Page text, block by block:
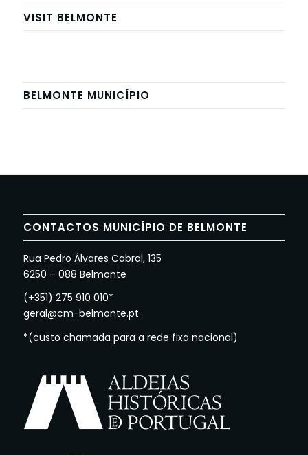
VISIT BELMONTE
BELMONTE MUNICÍPIO
CONTACTOS MUNICÍPIO DE BELMONTE
Rua Pedro Álvares Cabral, 135
6250 – 088 Belmonte
(+351) 275 910 010*
geral@cm-belmonte.pt
*(custo chamada para a rede fixa nacional)